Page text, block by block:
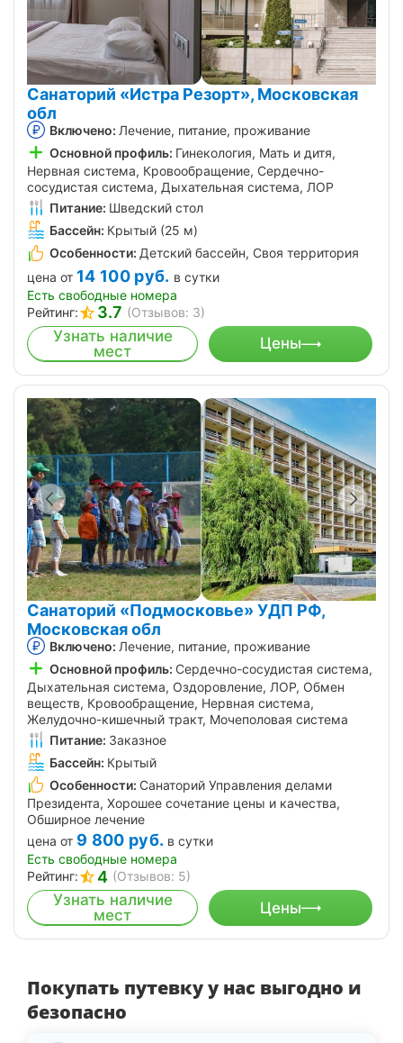
Санаторий «Истра Резорт», Московская
обл
Включено: Лечение, питание, проживание
Основной профиль: Гинекология, Мать и дитя,
Нервная система, Кровообращение, Сердечно-
сосудистая система, Дыхательная система, ЛОР
Питание: Шведский стол
Бассейн: Крытый (25 м)
Особенности: Детский бассейн, Своя территория
цена от 14 100 руб. в сутки
Есть свободные номера
Рейтинг:
3.7 (Отзывов: 3)
Узнать наличие
мест
Цены
Санаторий «Подмосковье» УДП РФ,
Московская обл
Включено: Лечение, питание, проживание
Основной профиль: Сердечно-сосудистая система,
Дыхательная система, Оздоровление, ЛОР, Обмен
веществ, Кровообращение, Нервная система,
Желудочно-кишечный тракт, Мочеполовая система
Питание: Заказное
Бассейн: Крытый
Особенности: Санаторий Управления делами
Президента, Хорошее сочетание цены и качества,
Обширное лечение
цена от 9 800 руб. в сутки
Есть свободные номера
Рейтинг:
4 (Отзывов: 5)
Узнать наличие
мест
Цены
Покупать путевку у нас выгодно и
безопасно